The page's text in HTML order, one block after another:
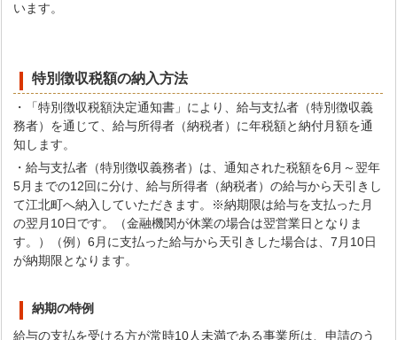
います。
特別徴収税額の納入方法
・「特別徴収税額決定通知書」により、給与支払者（特別徴収義
務者）を通じて、給与所得者（納税者）に年税額と納付月額を通
知します。
・給与支払者（特別徴収義務者）は、通知された税額を6月～翌年
5月までの12回に分け、給与所得者（納税者）の給与から天引きし
て江北町へ納入していただきます。※納期限は給与を支払った月
の翌月10日です。（金融機関が休業の場合は翌営業日となりま
す。）（例）6月に支払った給与から天引きした場合は、7月10日
が納期限となります。
納期の特例
給与の支払を受ける方が常時10人未満である事業所は、申請のう